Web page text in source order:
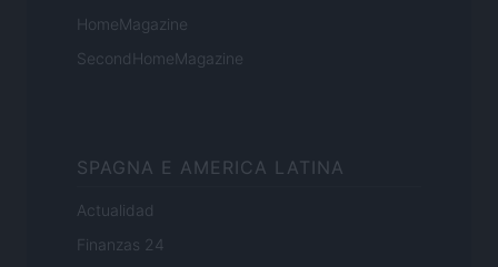
HomeMagazine
SecondHomeMagazine
SPAGNA E AMERICA LATINA
Actualidad
Finanzas 24